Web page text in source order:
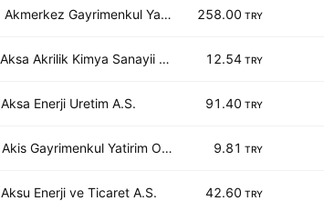
Akmerkez Gayrimenkul Yatirim Ortakligi A.S. 258.00 TRY
Aksa Akrilik Kimya Sanayii A.S. 12.54 TRY
Aksa Enerji Uretim A.S. 91.40 TRY
Akis Gayrimenkul Yatirim Ortakligi A.S. 9.81 TRY
Aksu Enerji ve Ticaret A.S. 42.60 TRY